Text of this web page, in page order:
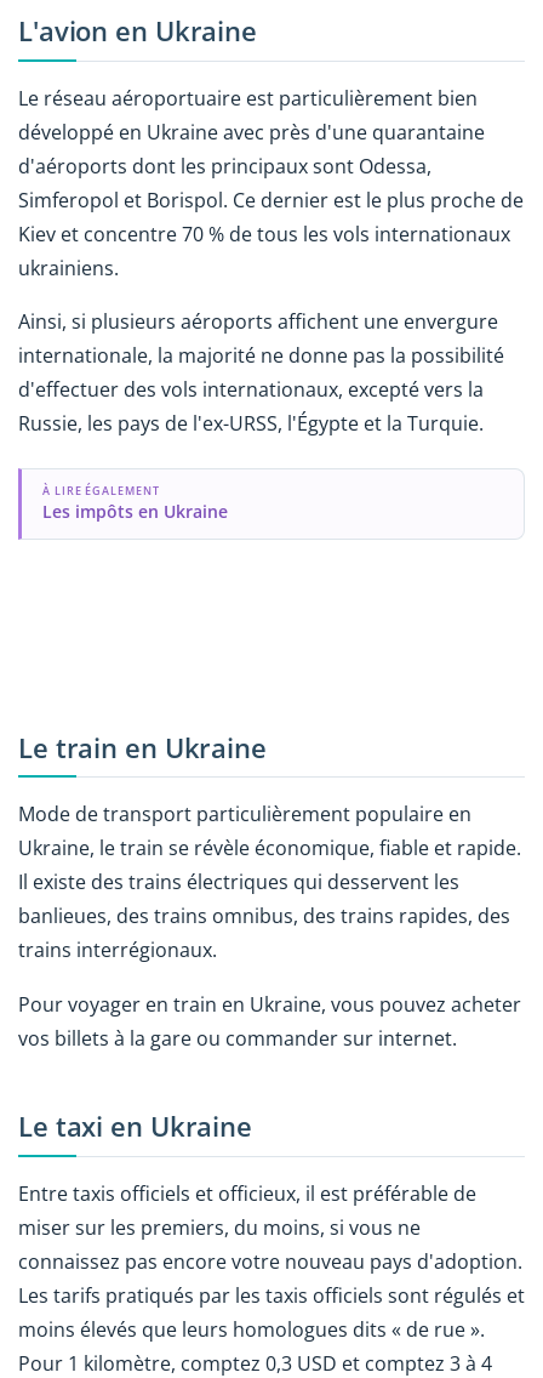
L'avion en Ukraine
Le réseau aéroportuaire est particulièrement bien
développé en Ukraine avec près d'une quarantaine
d'aéroports dont les principaux sont Odessa,
Simferopol et Borispol. Ce dernier est le plus proche de
Kiev et concentre 70 % de tous les vols internationaux
ukrainiens.
Ainsi, si plusieurs aéroports affichent une envergure
internationale, la majorité ne donne pas la possibilité
d'effectuer des vols internationaux, excepté vers la
Russie, les pays de l'ex-URSS, l'Égypte et la Turquie.
À LIRE ÉGALEMENT
Les impôts en Ukraine
Le train en Ukraine
Mode de transport particulièrement populaire en
Ukraine, le train se révèle économique, fiable et rapide.
Il existe des trains électriques qui desservent les
banlieues, des trains omnibus, des trains rapides, des
trains interrégionaux.
Pour voyager en train en Ukraine, vous pouvez acheter
vos billets à la gare ou commander sur internet.
Le taxi en Ukraine
Entre taxis officiels et officieux, il est préférable de
miser sur les premiers, du moins, si vous ne
connaissez pas encore votre nouveau pays d'adoption.
Les tarifs pratiqués par les taxis officiels sont régulés et
moins élevés que leurs homologues dits « de rue ».
Pour 1 kilomètre, comptez 0,3 USD et comptez 3 à 4